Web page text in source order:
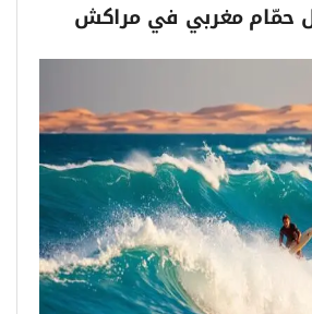
حمّام مغربي في مراكش